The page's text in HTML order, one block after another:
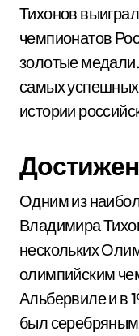
Тихонов
чемпионатов
золотые
самых успешных
истории
Одним из
Владимира
нескольких
олимпийским
Альбервиле и в
был